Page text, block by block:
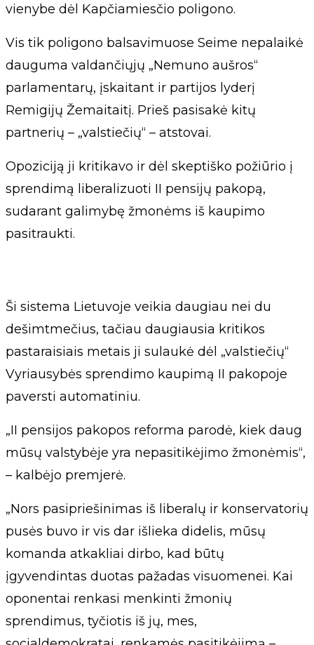
vienybe dėl Kapčiamiesčio poligono.
Vis tik poligono balsavimuose Seime nepalaikė
dauguma valdančiųjų „Nemuno aušros“
parlamentarų, įskaitant ir partijos lyderį
Remigijų Žemaitaitį. Prieš pasisakė kitų
partnerių – „valstiečių“ – atstovai.
Opoziciją ji kritikavo ir dėl skeptiško požiūrio į
sprendimą liberalizuoti II pensijų pakopą,
sudarant galimybę žmonėms iš kaupimo
pasitraukti.
Ši sistema Lietuvoje veikia daugiau nei du
dešimtmečius, tačiau daugiausia kritikos
pastaraisiais metais ji sulaukė dėl „valstiečių“
Vyriausybės sprendimo kaupimą II pakopoje
paversti automatiniu.
„II pensijos pakopos reforma parodė, kiek daug
mūsų valstybėje yra nepasitikėjimo žmonėmis“,
– kalbėjo premjerė.
„Nors pasipriešinimas iš liberalų ir konservatorių
pusės buvo ir vis dar išlieka didelis, mūsų
komanda atkakliai dirbo, kad būtų
įgyvendintas duotas pažadas visuomenei. Kai
oponentai renkasi menkinti žmonių
sprendimus, tyčiotis iš jų, mes,